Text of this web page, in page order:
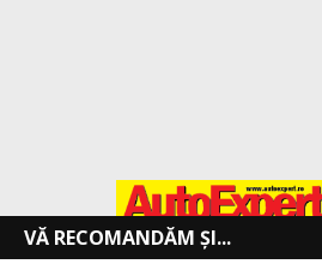
VĂ RECOMANDĂM ȘI...